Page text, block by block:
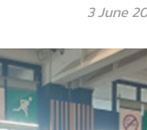
3 June